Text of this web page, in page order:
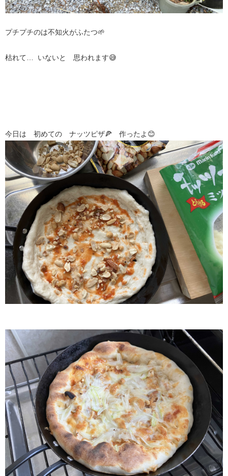
プチプチのは不知火がふたつ🌱
枯れて… いないと 思われます😅
今日は 初めての ナッツピザ🍕 作ったよ😊